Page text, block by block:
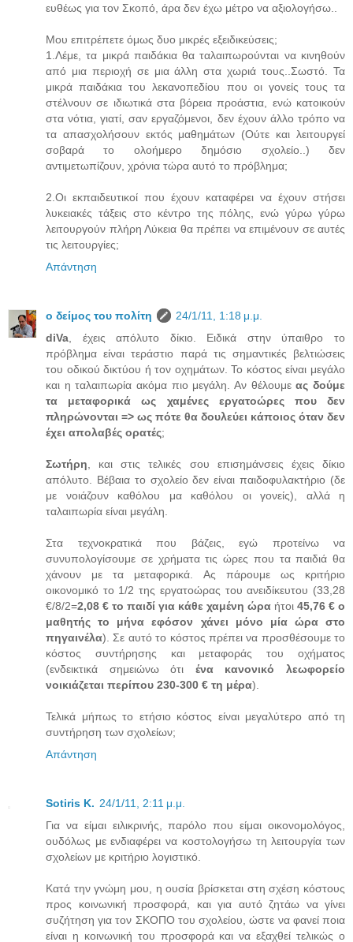
ευθέως για τον Σκοπό, άρα δεν έχω μέτρο να αξιολογήσω..
Μου επιτρέπετε όμως δυο μικρές εξειδικεύσεις;
1.Λέμε, τα μικρά παιδάκια θα ταλαιπωρούνται να κινηθούν
από μια περιοχή σε μια άλλη στα χωριά τους..Σωστό. Τα
μικρά παιδάκια του λεκανοπεδίου που οι γονείς τους τα
στέλνουν σε ιδιωτικά στα βόρεια προάστια, ενώ κατοικούν
στα νότια, γιατί, σαν εργαζόμενοι, δεν έχουν άλλο τρόπο να
τα απασχολήσουν εκτός μαθημάτων (Ούτε και λειτουργεί
σοβαρά το ολοήμερο δημόσιο σχολείο..) δεν
αντιμετωπίζουν, χρόνια τώρα αυτό το πρόβλημα;
2.Οι εκπαιδευτικοί που έχουν καταφέρει να έχουν στήσει
λυκειακές τάξεις στο κέντρο της πόλης, ενώ γύρω γύρω
λειτουργούν πλήρη Λύκεια θα πρέπει να επιμένουν σε αυτές
τις λειτουργίες;
Απάντηση
ο δείμος του πολίτη
24/1/11, 1:18 μ.μ.
diVa , έχεις απόλυτο δίκιο. Ειδικά στην ύπαιθρο το
πρόβλημα είναι τεράστιο παρά τις σημαντικές βελτιώσεις
του οδικού δικτύου ή τον οχημάτων. Το κόστος είναι μεγάλο
και η ταλαιπωρία ακόμα πιο μεγάλη. Αν θέλουμεας δούμε
τα μεταφορικά ως χαμένες εργατοώρες που δεν
πληρώνονται => ως πότε θα δουλεύει κάποιος όταν δεν
έχει απολαβές ορατές;
Σωτήρη , και στις τελικές σου επισημάνσεις έχεις δίκιο
απόλυτο. Βέβαια το σχολείο δεν είναι παιδοφυλακτήριο (δε
με νοιάζουν καθόλου μα καθόλου οι γονείς), αλλά η
ταλαιπωρία είναι μεγάλη.
Στα τεχνοκρατικά που βάζεις, εγώ προτείνω να
συνυπολογίσουμε σε χρήματα τις ώρες που τα παιδιά θα
χάνουν με τα μεταφορικά. Ας πάρουμε ως κριτήριο
οικονομικό το 1/2 της εργατοώρας του ανειδίκευτου (33,28
€/8/2=2,08 € το παιδί για κάθε χαμένη ώρα ήτοι 45,76 € ο
μαθητής το μήνα εφόσον χάνει μόνο μία ώρα στο
πηγαινέλα). Σε αυτό το κόστος πρέπει να προσθέσουμε το
κόστος συντήρησης και μεταφοράς του οχήματος
(ενδεικτικά σημειώνω ότι ένα κανονικό λεωφορείο
νοικιάζεται περίπου 230-300 € τη μέρα).
Τελικά μήπως το ετήσιο κόστος είναι μεγαλύτερο από τη
συντήρηση των σχολείων;
Απάντηση
Sotiris K. 24/1/11, 2:11 μ.μ.
Για να είμαι ειλικρινής, παρόλο που είμαι οικονομολόγος,
ουδόλως με ενδιαφέρει να κοστολογήσω τη λειτουργία των
σχολείων με κριτήριο λογιστικό.
Κατά την γνώμη μου, η ουσία βρίσκεται στη σχέση κόστους
προς κοινωνική προσφορά, και για αυτό ζητάω να γίνει
συζήτηση για τον ΣΚΟΠΟ του σχολείου, ώστε να φανεί ποια
είναι η κοινωνική του προσφορά και να εξαχθεί τελικώς ο